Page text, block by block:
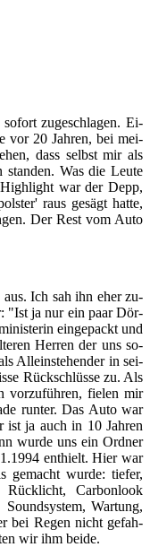
so­fort zu­ge­schla­gen. Ei­
vor 20 Jah­ren, bei mei­
dass selbst mir als
Was die Leute
war der Depp,
raus ge­sägt hatte,
Der Rest vom Auto
aus. Ich sah ihn eher zu­
"Ist ja nur ein paar Dör­
ein­ge­packt und
Her­ren der uns so­
Al­lein­ste­hen­der in sei­
Rück­schlüs­se zu. Als
vor­zu­füh­ren, fie­len mir
run­ter. Das Auto war
ist ja auch in 10 Jah­ren
wurde uns ein Ord­ner
ent­hielt. Hier war
ge­macht wurde: tie­fer,
Car­bon­look
War­tung,
bei Regen nicht ge­fah­
wir ihm beide.